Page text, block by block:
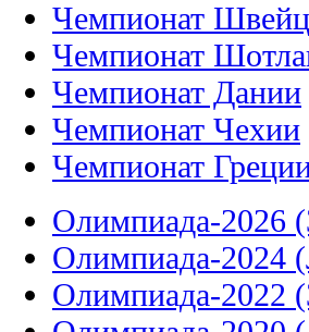
Чемпионат
Чемпионат
Чемпионат Дании
Чемпионат Чехии
Чемпионат
Олимпиада-2026
Олимпиада-2024
Олимпиада-2022